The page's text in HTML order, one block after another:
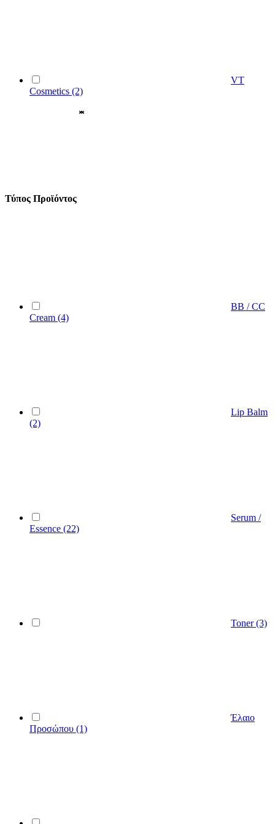
VT
Cosmetics (2)
Τύπος Προϊόντος
BB / CC
Cream (4)
Lip Balm
(2)
Serum /
Essence (22)
Toner(3)
Έλαιο
Προσώπου (1)